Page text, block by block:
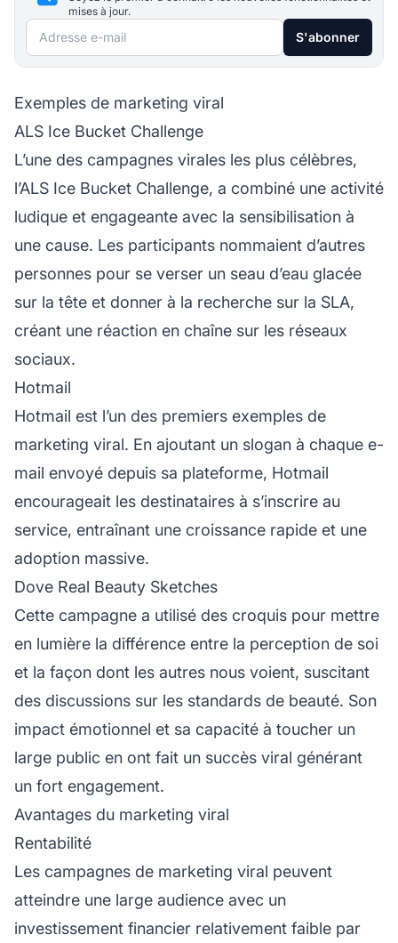
mises à jour.
Adresse e-mail S'abonner
Exemples de marketing viral
ALS Ice Bucket Challenge
L’une des campagnes virales les plus célèbres,
l’ALS Ice Bucket Challenge, a combiné une activité
ludique et engageante avec la sensibilisation à
une cause. Les participants nommaient d’autres
personnes pour se verser un seau d’eau glacée
sur la tête et donner à la recherche sur la SLA,
créant une réaction en chaîne sur les réseaux
sociaux.
Hotmail
Hotmail est l’un des premiers exemples de
marketing viral. En ajoutant un slogan à chaque e-
mail envoyé depuis sa plateforme, Hotmail
encourageait les destinataires à s’inscrire au
service, entraînant une croissance rapide et une
adoption massive.
Dove Real Beauty Sketches
Cette campagne a utilisé des croquis pour mettre
en lumière la différence entre la perception de soi
et la façon dont les autres nous voient, suscitant
des discussions sur les standards de beauté. Son
impact émotionnel et sa capacité à toucher un
large public en ont fait un succès viral générant
un fort engagement.
Avantages du marketing viral
Rentabilité
Les campagnes de marketing viral peuvent
atteindre une large audience avec un
investissement financier relativement faible par